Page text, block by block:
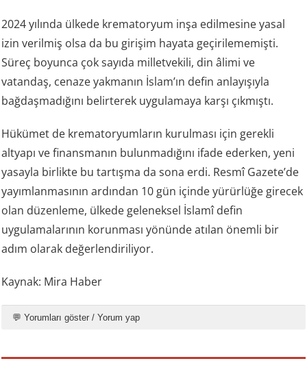
2024 yılında ülkede krematoryum inşa edilmesine yasal
izin verilmiş olsa da bu girişim hayata geçirilememişti.
Süreç boyunca çok sayıda milletvekili, din âlimi ve
vatandaş, cenaze yakmanın İslam’ın defin anlayışıyla
bağdaşmadığını belirterek uygulamaya karşı çıkmıştı.
Hükümet de krematoryumların kurulması için gerekli
altyapı ve finansmanın bulunmadığını ifade ederken, yeni
yasayla birlikte bu tartışma da sona erdi. Resmî Gazete’de
yayımlanmasının ardından 10 gün içinde yürürlüğe girecek
olan düzenleme, ülkede geleneksel İslamî defin
uygulamalarının korunması yönünde atılan önemli bir
adım olarak değerlendiriliyor.
Kaynak: Mira Haber
💬 Yorumları göster / Yorum yap